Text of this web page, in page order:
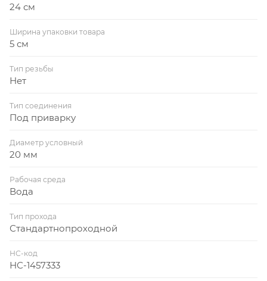
24 см
Ширина упаковки товара
5 см
Тип резьбы
Нет
Тип соединения
Под приварку
Диаметр условный
20 мм
Рабочая среда
Вода
Тип прохода
Стандартнопроходной
НС-код
НС-1457333